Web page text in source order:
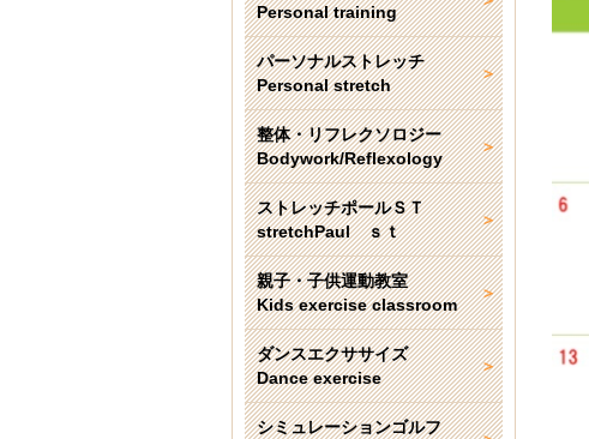
Personal training
パーソナルストレッチ
Personal stretch
整体・リフレクソロジー
Bodywork/Reflexology
ストレッチポールＳＴ
stretchPaul ｓｔ
親子・子供運動教室
Kids exercise classroom
ダンスエクササイズ
Dance exercise
シミュレーションゴルフ